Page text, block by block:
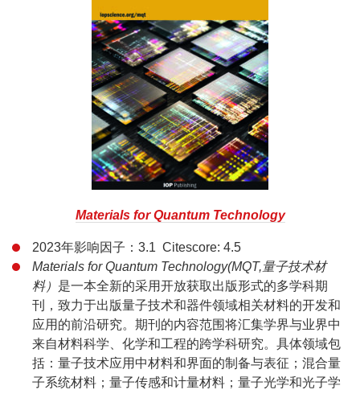
Materials for Quantum Technology
2023年影响因子：3.1 Citescore: 4.5
Materials for Quantum Technology(MQT,量子技术材
料） 是一本全新的采用开放获取出版形式的多学科期
刊，致力于出版量子技术和器件领域相关材料的开发和
应用的前沿研究。期刊的内容范围将汇集学界与业界中
来自材料科学、化学和工程的跨学科研究。具体领域包
括：量子技术应用中材料和界面的制备与表征；混合量
子系统材料；量子传感和计量材料；量子光学和光子学